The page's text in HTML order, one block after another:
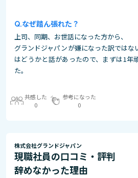
なぜ踏ん張れた？
上司、同期、お世話になった方から、
グランドジャパンが嫌になった訳ではな
はどうかと話があったので、まずは1年
た。
共感した
0
参考になった
0
株式会社グランドジャパン
現職社員の口コミ・評判
辞めなかった理由